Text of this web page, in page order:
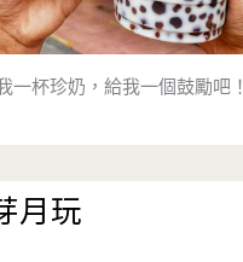
一杯珍奶，給我一個鼓勵吧！
月玩